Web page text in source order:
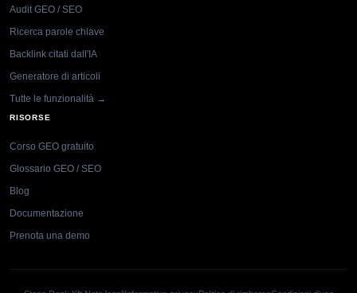
Audit GEO / SEO
Ricerca parole chiave
Backlink citati dall'IA
Generatore di articoli
Tutte le funzionalità →
RISORSE
Corso GEO gratuito
Glossario GEO / SEO
Blog
Documentazione
Prenota una demo